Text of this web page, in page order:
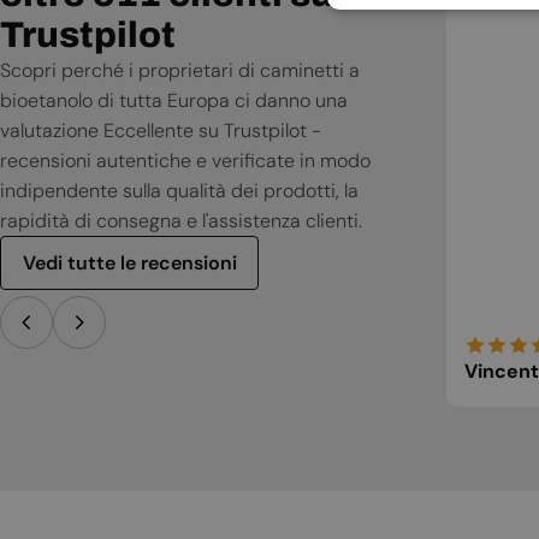
Trustpilot
Scopri perché i proprietari di caminetti a
bioetanolo di tutta Europa ci danno una
valutazione Eccellente su Trustpilot -
recensioni autentiche e verificate in modo
indipendente sulla qualità dei prodotti, la
rapidità di consegna e l'assistenza clienti.
Vedi tutte le recensioni